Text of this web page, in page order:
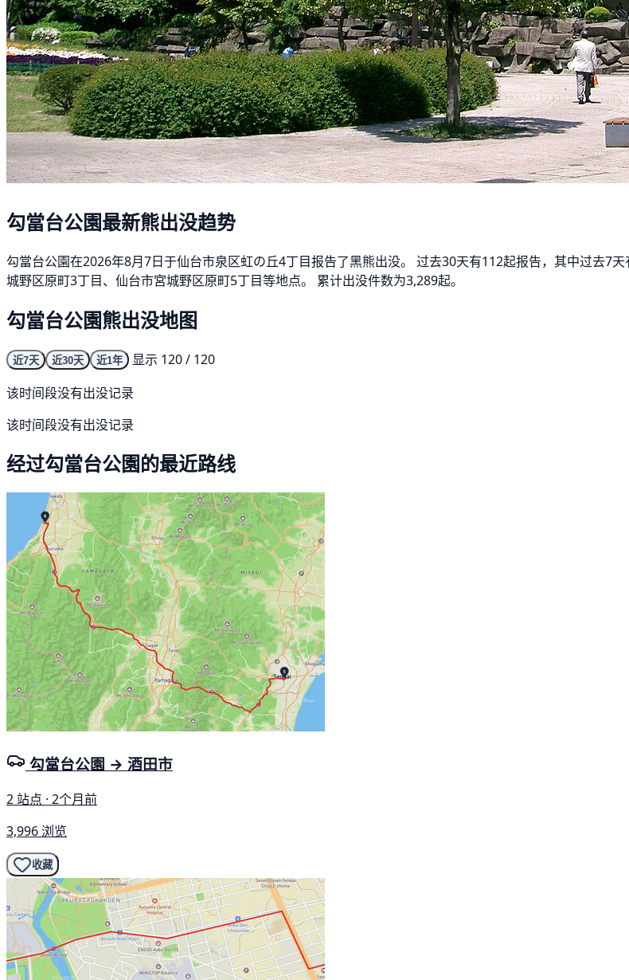
勾當台公園最新熊出没趋势
勾當台公園在2026年8月7日于仙台市泉区虹の丘4丁目报告了黑熊出没。 过去30天有112起报告，其中过去7
城野区原町3丁目、仙台市宮城野区原町5丁目等地点。 累计出没件数为3,289起。
勾當台公園熊出没地图
近7天 近30天 近1年
显示 120 / 120
该时间段没有出没记录
该时间段没有出没记录
经过勾當台公園的最近路线
勾當台公園 → 酒田市
2 站点 · 2个月前
3,996 浏览
收藏